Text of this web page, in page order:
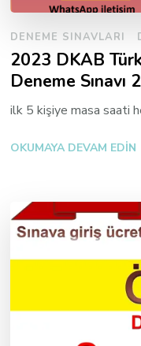
DENEME SINAVLARI
2023 DKAB
Deneme Sınavı 2
ilk 5 kişiye masa saati
OKUMAYA DEVAM EDIN